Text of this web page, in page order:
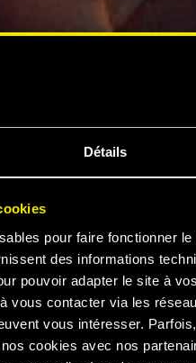
Détails
pour faire fonctionner
des informations
pouvoir adapter le site à
vous contacter via les
vous intéresser.
cookies avec nos